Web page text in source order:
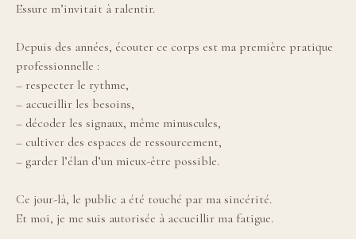
Essure m’invitait à ralentir.
Depuis des années, écouter ce corps est ma première pratique
professionnelle :
– respecter le rythme,
– accueillir les besoins,
– décoder les signaux, même minuscules,
– cultiver des espaces de ressourcement,
– garder l’élan d’un mieux-être possible.
Ce jour-là, le public a été touché par ma sincérité.
Et moi, je me suis autorisée à accueillir ma fatigue.